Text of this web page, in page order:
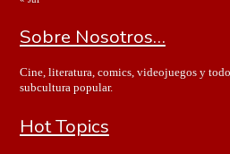
Sobre Nosotros…
Cine, literatura, comics, videojuegos y
subcultura popular.
Hot Topics